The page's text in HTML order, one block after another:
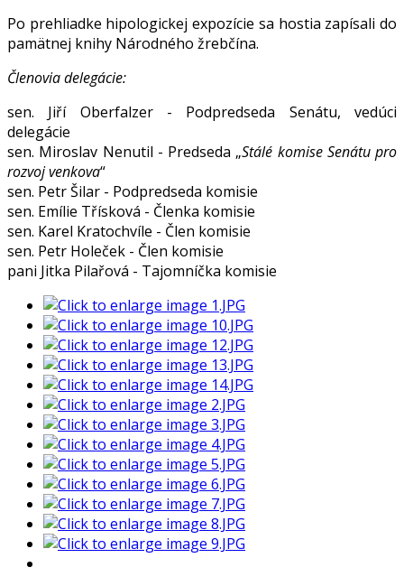
Po prehliadke hipologickej expozície sa hostia zapísali do
pamätnej knihy Národného žrebčína.
Členovia delegácie:
sen. Jiří Oberfalzer - Podpredseda Senátu, vedúci
delegácie
sen. Miroslav Nenutil - Predseda „Stálé komise Senátu pro
rozvoj venkova“
sen. Petr Šilar - Podpredseda komisie
sen. Emílie Třísková - Členka komisie
sen. Karel Kratochvíle - Člen komisie
sen. Petr Holeček - Člen komisie
pani Jitka Pilařová - Tajomníčka komisie